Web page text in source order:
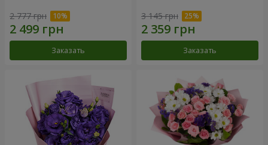
2 777 грн
Заказать
3 145 грн
Заказать